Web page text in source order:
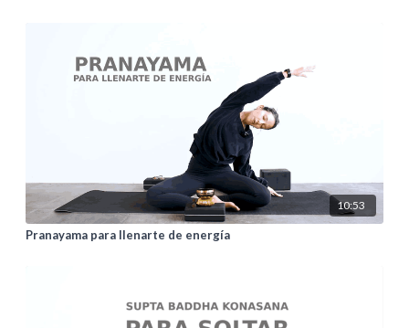
10:53
Pranayama para llenarte de energía